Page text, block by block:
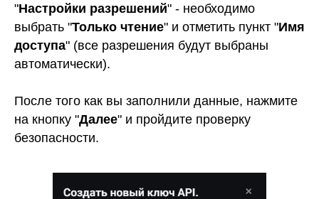
"Настройки разрешений" - необходимо
выбрать "Только чтение" и отметить пункт "Имя
доступа" (все разрешения будут выбраны
автоматически).
После того как вы заполнили данные, нажмите
на кнопку "Далее" и пройдите проверку
безопасности.